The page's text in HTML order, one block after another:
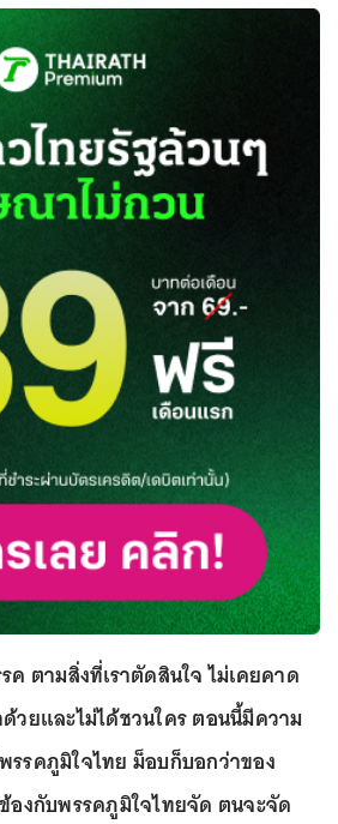
ค ตามสิ่งที่เราตัดสินใจ ไม่เคยคาด
วยและไม่ได้ชวนใคร ตอนนี้มีความ
รคภูมิใจไทย ม็อบก็บอกว่าของ
องกับพรรคภูมิใจไทยจัด ตนจะจัด